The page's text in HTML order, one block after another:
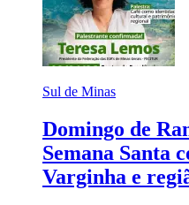
Sul de Minas
Domingo de
Semana Santa
Varginha e